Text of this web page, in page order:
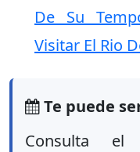
De Su
Visitar El Rio
Te puede
Consulta el